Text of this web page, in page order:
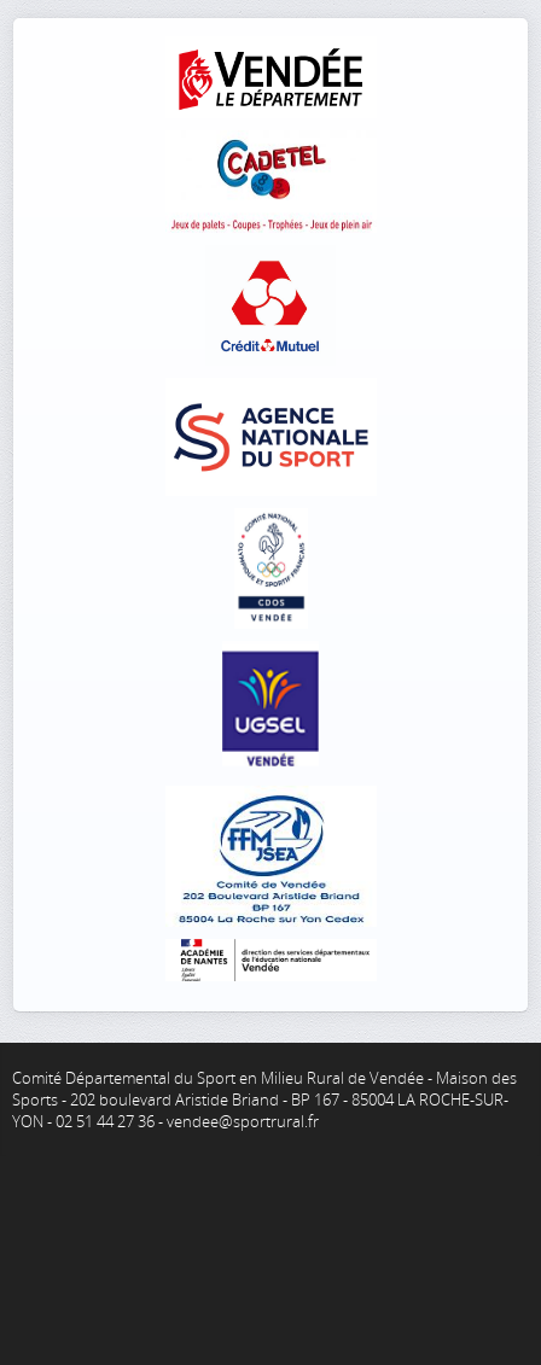
Comité Départemental du Sport en Milieu Rural de Vendée - Maison des
Sports - 202 boulevard Aristide Briand - BP 167 - 85004 LA ROCHE-SUR-
YON - 02 51 44 27 36 - vendee@sportrural.fr